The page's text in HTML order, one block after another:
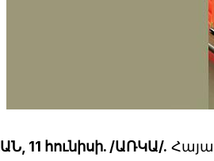
11 հունիսի. /ԱՌԿԱ/.